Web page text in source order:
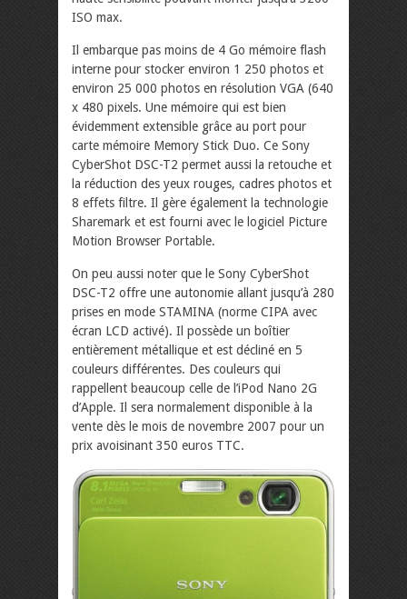
ISO max.
Il embarque pas moins de 4 Go mémoire flash
interne pour stocker environ 1 250 photos et
environ 25 000 photos en résolution VGA (640
x 480 pixels. Une mémoire qui est bien
évidemment extensible grâce au port pour
carte mémoire Memory Stick Duo. Ce Sony
CyberShot DSC-T2 permet aussi la retouche et
la réduction des yeux rouges, cadres photos et
8 effets filtre. Il gère également la technologie
Sharemark et est fourni avec le logiciel Picture
Motion Browser Portable.
On peu aussi noter que le Sony CyberShot
DSC-T2 offre une autonomie allant jusqu’à 280
prises en mode STAMINA (norme CIPA avec
écran LCD activé). Il possède un boîtier
entièrement métallique et est décliné en 5
couleurs différentes. Des couleurs qui
rappellent beaucoup celle de l’iPod Nano 2G
d’Apple. Il sera normalement disponible à la
vente dès le mois de novembre 2007 pour un
prix avoisinant 350 euros TTC.